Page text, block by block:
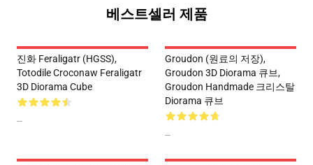
베스트셀러 제품
진화 Feraligatr (HGSS),
Totodile Croconaw Feraligatr
3D Diorama Cube
--
Groudon (원료의 저장),
Groudon 3D Diorama 큐브,
Groudon Handmade 크리스탈
Diorama 큐브
--